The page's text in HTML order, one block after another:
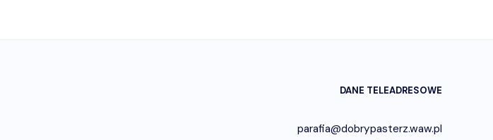
DANE TELEADRESOWE
parafia@dobrypasterz.waw.pl